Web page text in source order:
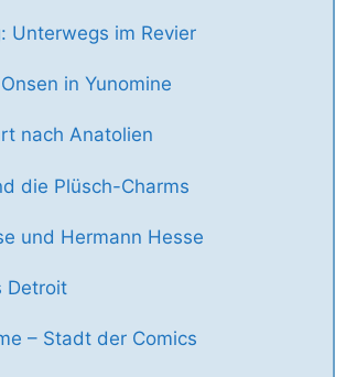
Unterwegs im Revier
in Yunomine
nach Anatolien
die Plüsch-Charms
und Hermann Hesse
Detroit
– Stadt der Comics